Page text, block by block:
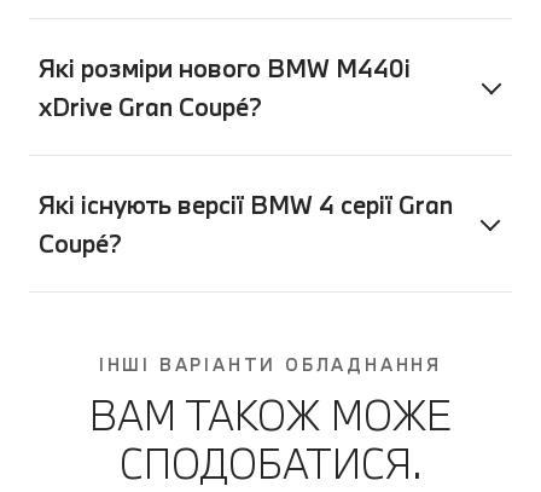
Які розміри нового BMW M440i
xDrive Gran Coupé?
Які існують версії BMW 4 серії Gran
Coupé?
ІНШІ ВАРІАНТИ ОБЛАДНАННЯ
ВАМ ТАКОЖ МОЖЕ
СПОДОБАТИСЯ.